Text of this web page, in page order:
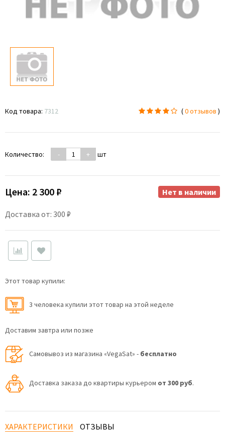
Код товара: 7312 (0 отзывов )
Количество: - + шт
Цена: 2 300 ₽
Доставка от: 300 ₽
Нет в наличии
Этот товар купили:
3 человекa купили этот товар на этой неделе
Доставим завтра или позже
Самовывоз из магазина «VegaSat» - бесплатно
Доставка заказа до квартиры курьером от 300 руб.
ХАРАКТЕРИСТИКИ ОТЗЫВЫ